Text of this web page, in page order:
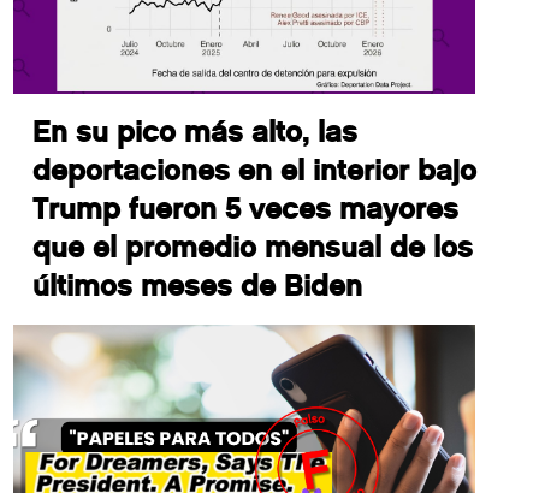
En su pico más alto, las
deportaciones en el interior bajo
Trump fueron 5 veces mayores
que el promedio mensual de los
últimos meses de Biden